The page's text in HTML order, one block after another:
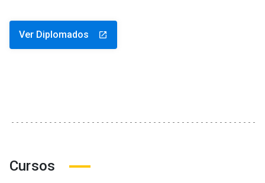
Ver Diplomados launch
Cursos